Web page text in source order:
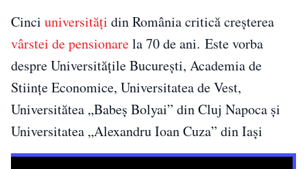
Cinci universităţi din România critică creşterea
vârstei de pensionarela 70 de ani. Este vorba
despre Universităţile Bucureşti, Academia de
Stiinţe Economice, Universitatea de Vest,
Universitătea „Babeş Bolyai” din Cluj Napoca şi
Universitatea „Alexandru Ioan Cuza” din Iaşi